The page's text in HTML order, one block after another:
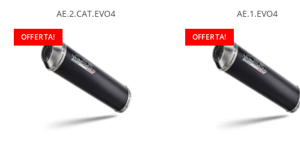
AE.2.CAT.EVO4
OFFERTA!
AE.1.EVO4
OFFERTA!